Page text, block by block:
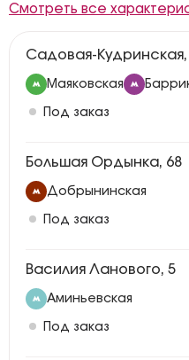
Смотреть все
Садовая-Кудринская,
Маяковская
Под заказ
Большая Ордынка, 68
Добрынинская
Под заказ
Василия Ланового, 5
Аминьевская
Под заказ